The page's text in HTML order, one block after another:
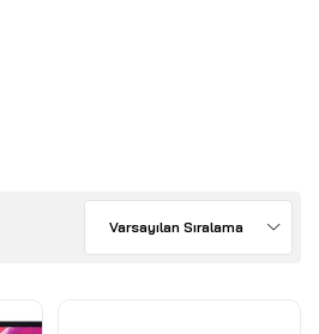
Varsayılan Sıralama